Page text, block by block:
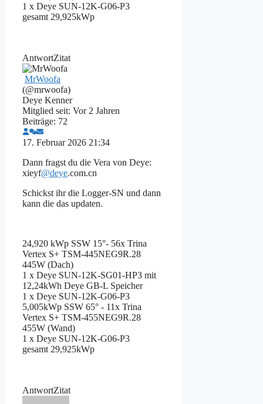
1 x Deye SUN-12K-G06-P3
gesamt 29,925kWp
AntwortZitat
MrWoofa
(@mrwoofa)
Deye Kenner
Mitglied seit: Vor 2 Jahren
Beiträge: 72
17. Februar 2026 21:34
Dann fragst du die Vera von Deye:
xieyf@deye.com.cn
Schickst ihr die Logger-SN und dann
kann die das updaten.
24,920 kWp SSW 15°- 56x Trina
Vertex S+ TSM-445NEG9R.28
445W (Dach)
1 x Deye SUN-12K-SG01-HP3 mit
12,24kWh Deye GB-L Speicher
1 x Deye SUN-12K-G06-P3
5,005kWp SSW 65° - 11x Trina
Vertex S+ TSM-455NEG9R.28
455W (Wand)
1 x Deye SUN-12K-G06-P3
gesamt 29,925kWp
AntwortZitat